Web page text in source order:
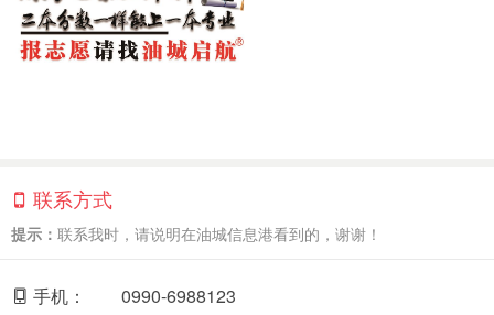
联系方式
提示： 联系我时，请说明在油城信息港看到的，谢谢！
手机：
0990-6988123